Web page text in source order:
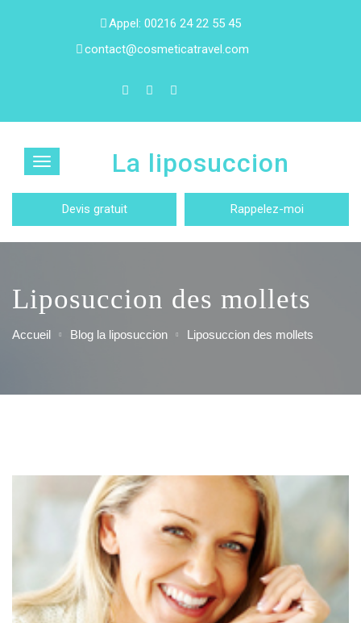
Appel: 00216 24 22 55 45
contact@cosmeticatravel.com
La liposuccion
Devis gratuit Rappelez-moi
Liposuccion des mollets
Accueil Blog la liposuccion Liposuccion des mollets